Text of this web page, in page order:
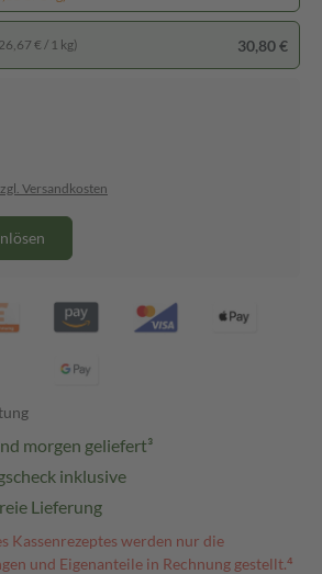
€ / 1 kg) 30,80 €
Versandkosten
morgen geliefert³
inklusive
Lieferung
Kassenrezeptes werden nur die
und Eigenanteile in Rechnung gestellt.⁴